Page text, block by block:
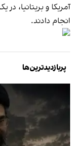
انجام دادند.
پربازدیدترین‌ها